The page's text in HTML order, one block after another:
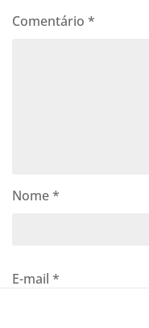
Comentário *
Nome*
E-mail *